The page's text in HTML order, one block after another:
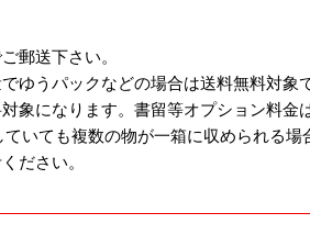
郵送下さい。
ゆうパックなどの場合は送料無料対象
象になります。書留等オプション料金
いても複数の物が一箱に収められる場
ださい。